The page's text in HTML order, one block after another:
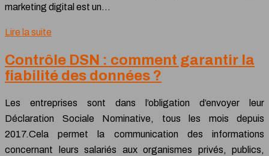
marketing digital est un…
Lire la suite
Contrôle DSN : comment garantir la
fiabilité des données ?
Les entreprises sont dans l’obligation d’envoyer leur
Déclaration Sociale Nominative, tous les mois depuis
2017.Cela permet la communication des informations
concernant leurs salariés aux organismes privés, publics,